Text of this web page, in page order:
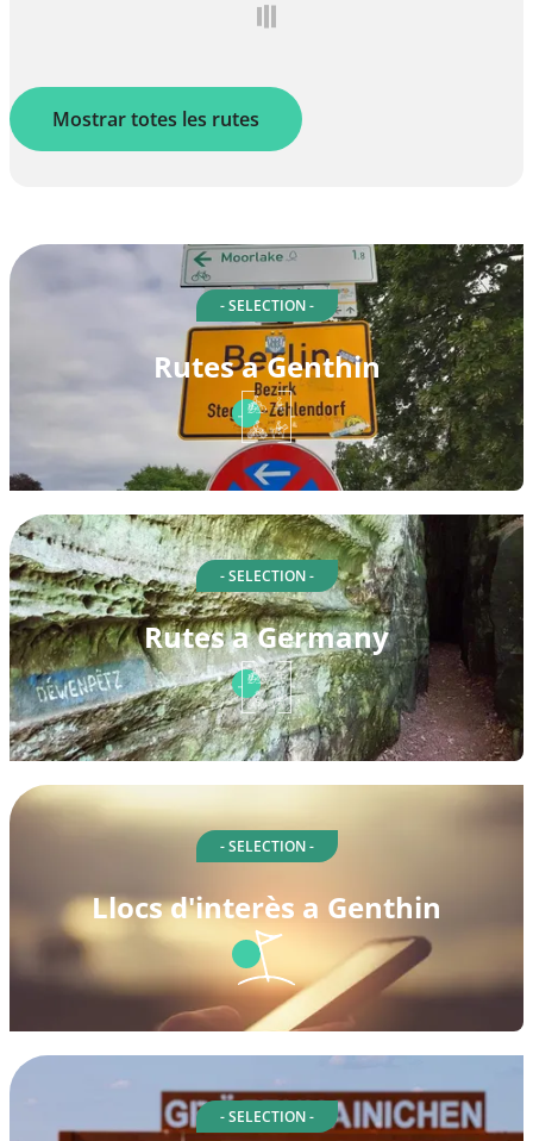
Mostrar totes les rutes
- SELECTION -
Rutes a Genthin
- SELECTION -
Rutes a Germany
- SELECTION -
Llocs d'interès a Genthin
- SELECTION -